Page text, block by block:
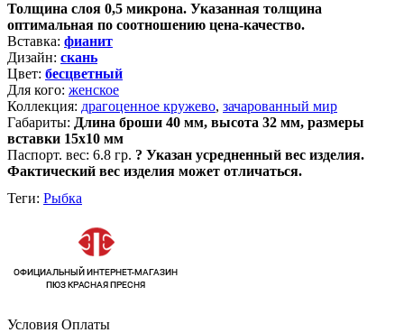
Толщина слоя 0,5 микрона. Указанная толщина
оптимальная по соотношению цена-качество.
Вставка: фианит
Дизайн: скань
Цвет: бесцветный
Для кого: женское
Коллекция: драгоценное кружево, зачарованный мир
Габариты: Длина броши 40 мм, высота 32 мм, размеры
вставки 15х10 мм
Паспорт. вес: 6.8 гр. ? Указан усредненный вес изделия.
Фактический вес изделия может отличаться.
Теги: Рыбка
Условия Оплаты